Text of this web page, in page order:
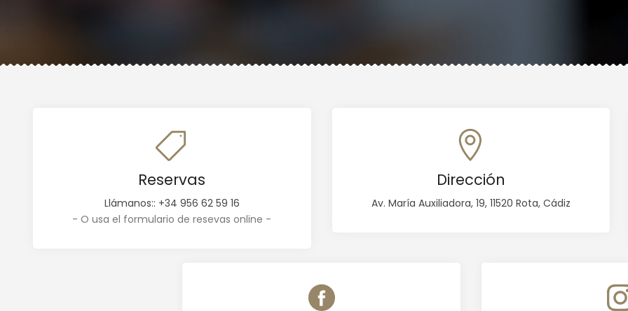
Reservas
Llámanos:: +34 956 62 59 16
-O usa el formulario de resevas online -
Dirección
Av. María Auxiliadora, 19, 11520 Rota, Cádiz